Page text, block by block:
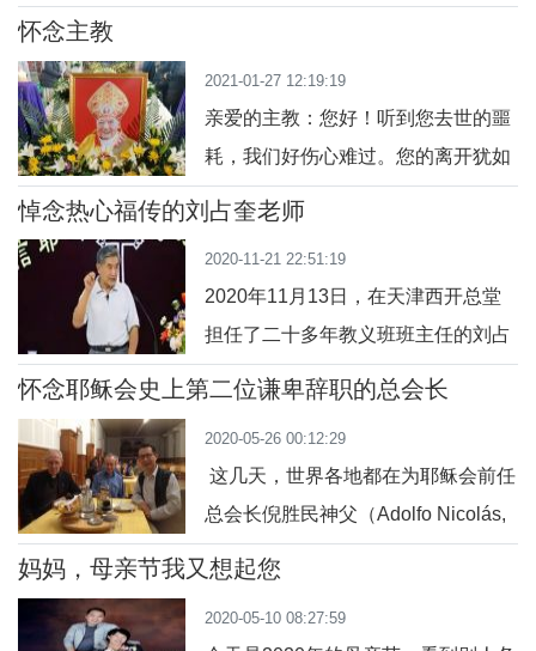
露德，贫苦多病
情。老叔还是习惯用繁体汉字写稿，
直行方格中的每一个字，都凝结着他
对神职和传统文化的忠爱。他生活在
海外大半生，熟悉很多国家的语言文
湾印钞厂邀请去
怀念主教
2021-01-27 12:19:19
亲爱的主教：您好！听到您去世的噩
耗，我们好伤心难过。您的离开犹如
晴天辟雷、当头重击，您慈祥面容，
离开过我们一样！您慈祥的面容、亲
切的话语，让人感到总是那么真切，
贴心，语重心长。在我们西北地方教
会深长而厚重的历史长河中，您用尽
人诠释了“奉
悼念热心福传的刘占奎老师
2020-11-21 22:51:19
2020年11月13日，在天津西开总堂
担任了二十多年教义班班主任的刘占
奎（伯多禄）老师安息主怀，享年89
寿去世，应当白事红办了。白事红
办，也叫“喜丧”，意思是丧事并不悲
悲切切，大家都为死者得享天年而感
恩高兴。我为刘老师感恩天主，也感
怀念耶稣会史上第二位谦卑辞职的总会长
2020-05-26 00:12:29
这几天，世界各地都在为耶稣会前任
总会长倪胜民神父（Adolfo Nicolás,
S.J.）祈祷。倪神父在日本去世后，
简单举行。倪铎在辞职的前一年，笔
妈妈，母亲节我又想起您
2020-05-10 08:27:59